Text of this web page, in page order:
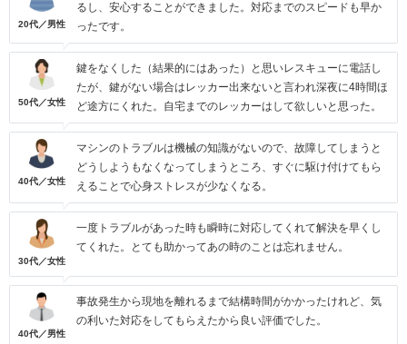
20代／男性
るし、安心することができました。対応までのスピードも早か
ったです。
50代／女性
鍵をなくした（結果的にはあった）と思いレスキューに電話し
たが、鍵がない場合はレッカー出来ないと言われ深夜に4時間ほ
ど途方にくれた。自宅までのレッカーはして欲しいと思った。
40代／女性
マシンのトラブルは機械の知識がないので、故障してしまうと
どうしようもなくなってしまうところ、すぐに駆け付けてもら
えることで心身ストレスが少なくなる。
30代／女性
一度トラブルがあった時も瞬時に対応してくれて解決を早くし
てくれた。とても助かってあの時のことは忘れません。
40代／男性
事故発生から現地を離れるまで結構時間がかかったけれど、気
の利いた対応をしてもらえたから良い評価でした。